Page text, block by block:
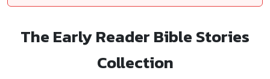
The Early Reader Bible Stories
Collection